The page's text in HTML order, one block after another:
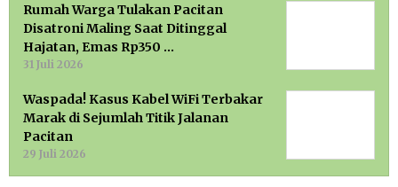
Rumah Warga Tulakan Pacitan
Disatroni Maling Saat Ditinggal
Hajatan, Emas Rp350 …
31 Juli 2026
Waspada! Kasus Kabel WiFi Terbakar
Marak di Sejumlah Titik Jalanan
Pacitan
29 Juli 2026